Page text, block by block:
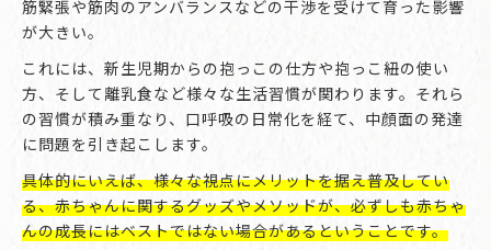
筋緊張や筋肉のアンバランスなどの干渉を受けて育った影響
が大きい。
これには、新生児期からの抱っこの仕方や抱っこ紐の使い
方、そして離乳食など様々な生活習慣が関わります。それら
の習慣が積み重なり、口呼吸の日常化を経て、中顔面の発達
に問題を引き起こします。
具体的にいえば、様々な視点にメリットを据え普及してい
る、赤ちゃんに関するグッズやメソッドが、必ずしも赤ちゃ
んの成長にはベストではない場合があるということです。